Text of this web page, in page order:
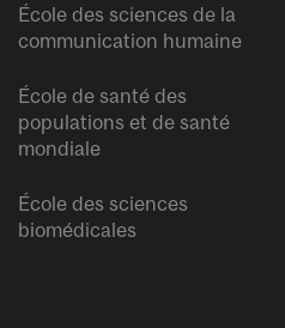
École des sciences de la
communication humaine
École de santé des
populations et de santé
mondiale
École des sciences
biomédicales